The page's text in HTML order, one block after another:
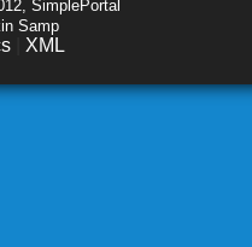
SimplePortal
Samp
XML